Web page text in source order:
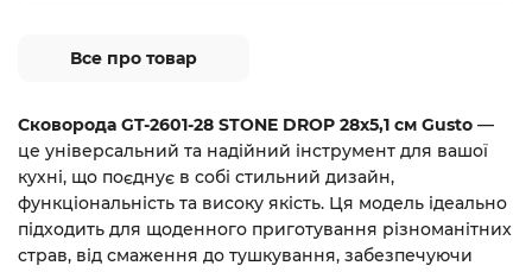
Все про товар
Сковорода GT-2601-28 STONE DROP 28х5,1 см Gusto —
це універсальний та надійний інструмент для вашої
кухні, що поєднує в собі стильний дизайн,
функціональність та високу якість. Ця модель ідеально
підходить для щоденного приготування різноманітних
страв, від смаження до тушкування, забезпечуючи